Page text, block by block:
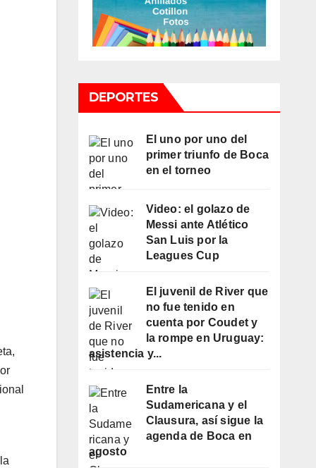
DEPORTES
El uno por uno del
primer triunfo de Boca
en el torneo
Video: el golazo de
Messi ante Atlético
San Luis por la
Leagues Cup
El juvenil de River que
no fue tenido en
cuenta por Coudet y
la rompe en Uruguay:
asistencia y...
Entre la
Sudamericana y el
Clausura, así sigue la
agenda de Boca en
agosto